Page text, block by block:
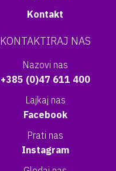
Kontakt
KONTAKTIRAJ NAS
Nazovi nas
+385 (0)47 611 400
Lajkaj nas
Facebook
Prati nas
Instagram